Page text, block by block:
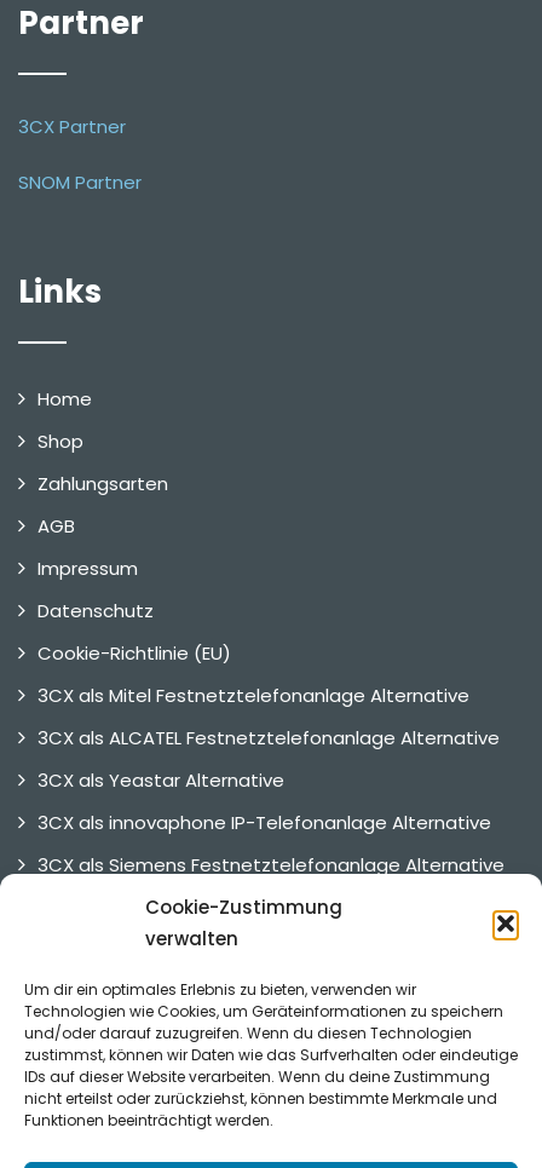
Cookie-Zustimmung
verwalten
Um dir ein optimales Erlebnis zu bieten, verwenden wir
Technologien wie Cookies, um Geräteinformationen zu speichern
und/oder darauf zuzugreifen. Wenn du diesen Technologien
zustimmst, können wir Daten wie das Surfverhalten oder eindeutige
IDs auf dieser Website verarbeiten. Wenn du deine Zustimmung
nicht erteilst oder zurückziehst, können bestimmte Merkmale und
Funktionen beeinträchtigt werden.
Partner
3CX Partner
SNOM Partner
Links
Home
Shop
Zahlungsarten
AGB
Impressum
Datenschutz
Cookie-Richtlinie (EU)
3CX als Mitel Festnetztelefonanlage Alternative
3CX als ALCATEL Festnetztelefonanlage Alternative
3CX als Yeastar Alternative
3CX als innovaphone IP-Telefonanlage Alternative
3CX als Siemens Festnetztelefonanlage Alternative
3CX als UNIFY Telefonanlage Alternative
3CX Alternative
Referenzen
Was unsere Kunden sagen.Zu den Referenzen.